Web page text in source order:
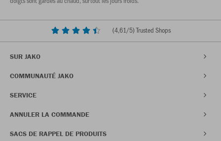
(4,61/5) Trusted Shops
SUR JAKO
COMMUNAUTÉ JAKO
SERVICE
ANNULER LA COMMANDE
SACS DE RAPPEL DE PRODUITS